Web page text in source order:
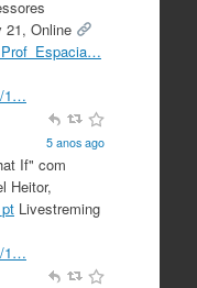
21, Online
1…
5 anos ago
If" com
Heitor,
Livestreming
1…